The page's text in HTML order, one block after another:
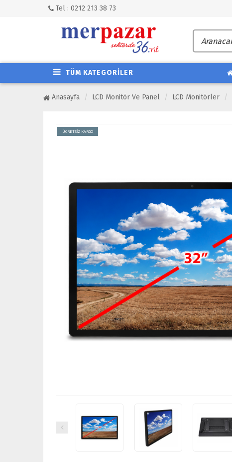
Tel : 0212 213 38 73
TÜM KATEGORİLER
Anasayfa LCD Monitör Ve Panel LCD Monitörler
ÜCRETSİZ KARGO